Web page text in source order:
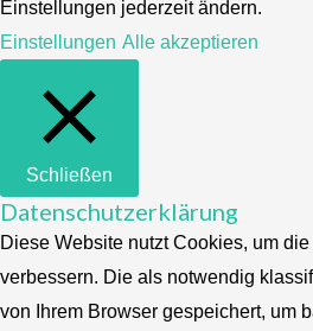
Einstellungen jederzeit ändern.
Einstellungen Alle akzeptieren
Schließen
Datenschutzerklärung
Diese Website nutzt Cookies, um
verbessern. Die als notwendig
von Ihrem Browser gespeichert, um